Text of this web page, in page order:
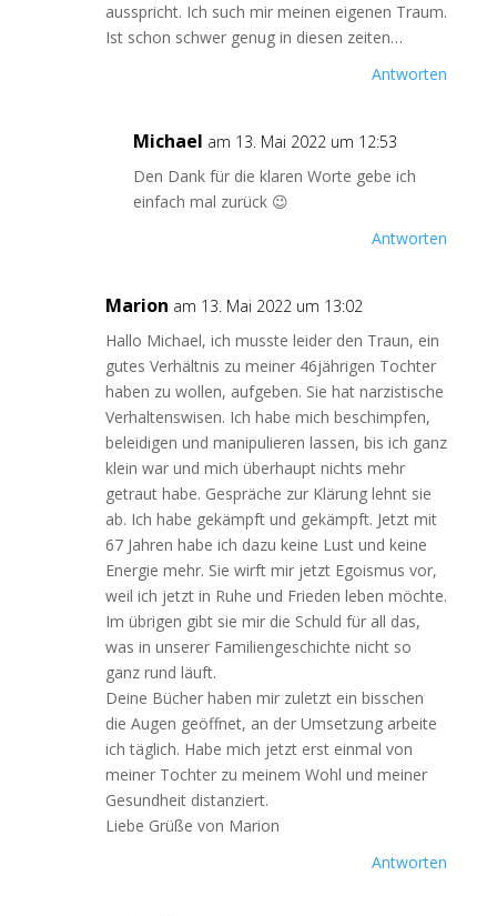
ausspricht. Ich such mir meinen eigenen Traum.
Ist schon schwer genug in diesen zeiten…
Antworten
Michael am 13. Mai 2022 um 12:53
Den Dank für die klaren Worte gebe ich
einfach mal zurück 😉
Antworten
Marion am 13. Mai 2022 um 13:02
Hallo Michael, ich musste leider den Traun, ein
gutes Verhältnis zu meiner 46jährigen Tochter
haben zu wollen, aufgeben. Sie hat narzistische
Verhaltenswisen. Ich habe mich beschimpfen,
beleidigen und manipulieren lassen, bis ich ganz
klein war und mich überhaupt nichts mehr
getraut habe. Gespräche zur Klärung lehnt sie
ab. Ich habe gekämpft und gekämpft. Jetzt mit
67 Jahren habe ich dazu keine Lust und keine
Energie mehr. Sie wirft mir jetzt Egoismus vor,
weil ich jetzt in Ruhe und Frieden leben möchte.
Im übrigen gibt sie mir die Schuld für all das,
was in unserer Familiengeschichte nicht so
ganz rund läuft.
Deine Bücher haben mir zuletzt ein bisschen
die Augen geöffnet, an der Umsetzung arbeite
ich täglich. Habe mich jetzt erst einmal von
meiner Tochter zu meinem Wohl und meiner
Gesundheit distanziert.
Liebe Grüße von Marion
Antworten